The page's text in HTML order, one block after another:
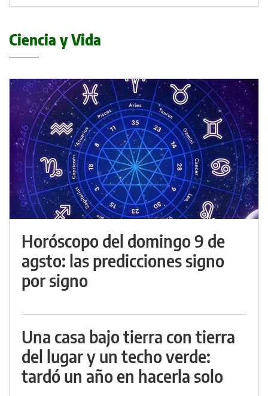
Ciencia y Vida
Horóscopo del domingo 9 de
agsto: las predicciones signo
por signo
Una casa bajo tierra con tierra
del lugar y un techo verde:
tardó un año en hacerla solo